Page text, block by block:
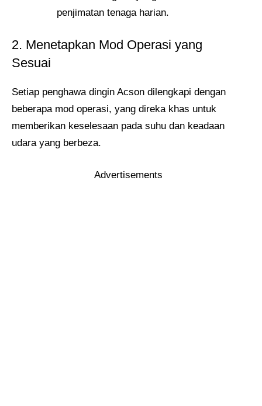
penjimatan tenaga harian.
2. Menetapkan Mod Operasi yang
Sesuai
Setiap penghawa dingin Acson dilengkapi dengan
beberapa mod operasi, yang direka khas untuk
memberikan keselesaan pada suhu dan keadaan
udara yang berbeza.
Advertisements